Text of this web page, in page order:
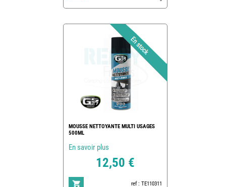
MOUSSE NETTOYANTE MULTI USAGES
500ML
En savoir plus
12,50 €
ref : TE110311